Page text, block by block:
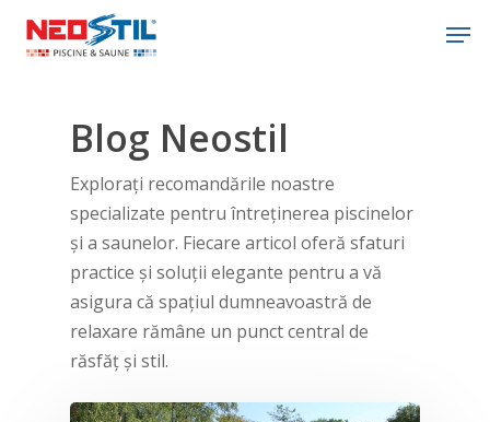
Hit enter to search or ESC to close
Blog Neostil
Explorați recomandările noastre
specializate pentru întreținerea piscinelor
și a saunelor. Fiecare articol oferă sfaturi
practice și soluții elegante pentru a vă
asigura că spațiul dumneavoastră de
relaxare rămâne un punct central de
răsfăț și stil.